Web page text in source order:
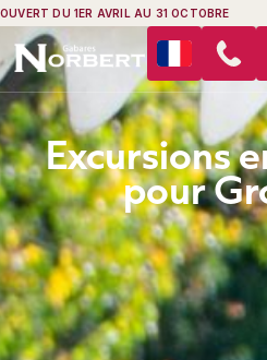
OUVERT DU 1ER AVRIL AU 31 OCTOBRE
Excursions
pour